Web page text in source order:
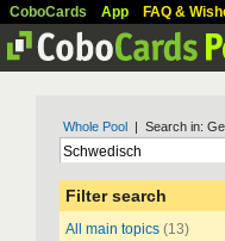
CoboCards App FAQ &
Whole Pool | Search in:
Filter search
All main topics (13)